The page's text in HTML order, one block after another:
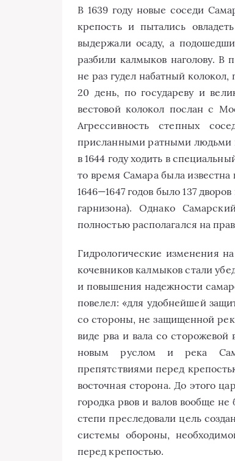
В 1639 году новые соседи
крепость и пытались
выдержали осаду, а
разбили калмыков наголову.
не раз гудел набатный
20 день, по государеву и
вестовой колокол послан с
Агрессивность степных
присланными ратными людьми
в 1644 году ходить в
то время Самара была известна
1646—1647 годов было 137
гарнизона). Однако
полностью располагался на
Гидрологические изменения
кочевников калмыков стали
и повышения надежности
повелел: «для удобнейшей
со стороны, не защищенной
виде рва и вала со сторожевой
новым руслом и река
препятствиями перед
восточная сторона. До этого
городка рвов и валов вообще
степи преследовали цель
системы обороны,
перед крепостью.